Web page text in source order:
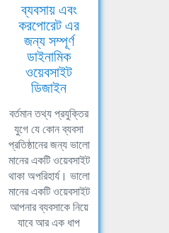
ব্যবসায় এবং
করপোরেট এর
জন্য সম্পূর্ণ
ডাইনামিক
ওয়েবসাইট
ডিজাইন
বর্তমান তথ্য প্রযুক্তির
যুগে যে কোন ব্যবসা
প্রতিষ্ঠানের জন্য ভালো
মানের একটি ওয়েবসাইট
থাকা অপরিহার্য। ভালো
মানের একটি ওয়েবসাইট
আপনার ব্যবসাকে নিয়ে
যাবে আর এক ধাপ